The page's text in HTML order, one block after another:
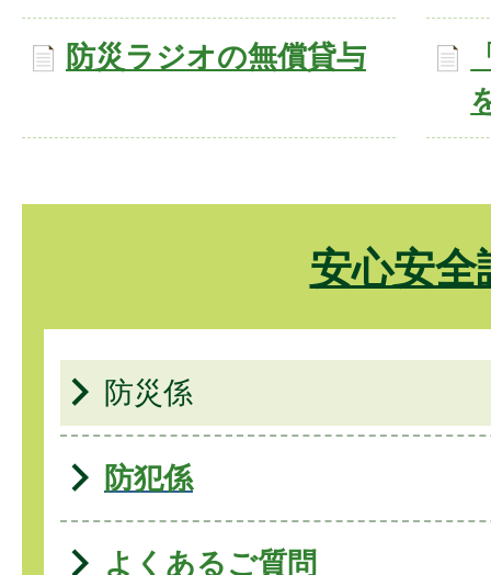
防災ラジオの無償貸与
安心安全
防災係
防犯係
よくあるご質問